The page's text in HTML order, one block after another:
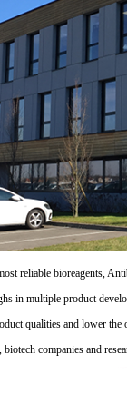
reliable bioreagents,
in multiple product
qualities and lower
biotech companies and